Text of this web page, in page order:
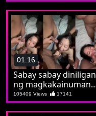
01:16
Sabay sabay diniligan
ng magkakainuman
ang de putang si Jilian
105409 Views 17141